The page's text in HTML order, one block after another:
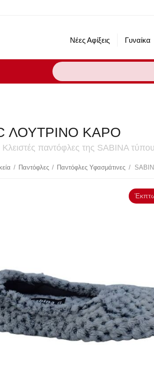
Νέες Αφίξεις Γυναίκα
ΛΟΥΤΡΙΝΟ ΚΑΡΟ
Κλειστές παντόφλες της SABINA
/ Παντόφλες / Παντόφλες Υφασμάτινες /
15%